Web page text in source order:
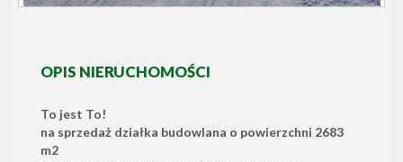
OPIS NIERUCHOMOŚCI
To jest To!
na sprzedaż działka budowlana o powierzchni 2683
m2